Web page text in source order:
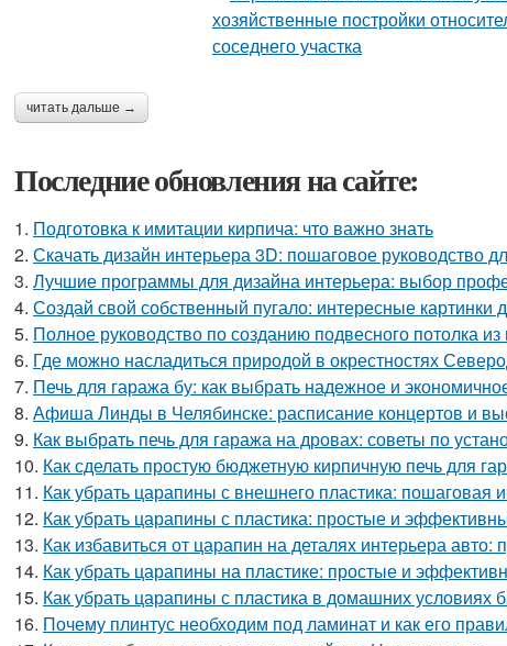
читать дальше →
Последние обновления на сайте:
1. Подготовка к имитации кирпича: что важно знать
2. Скачать дизайн интерьера 3D: пошаговое руководство
3. Лучшие программы для дизайна интерьера: выбор
4. Создай свой собственный пугало: интересные картинки
5. Полное руководство по созданию подвесного потолка
6. Где можно насладиться природой в окрестностях
7. Печь для гаража бу: как выбрать надежное и
8. Афиша Линды в Челябинске: расписание концертов и
9. Как выбрать печь для гаража на дровах: советы по
10. Как сделать простую бюджетную кирпичную печь для
11. Как убрать царапины с внешнего пластика: пошаговая
12. Как убрать царапины с пластика: простые и
13. Как избавиться от царапин на деталях интерьера
14. Как убрать царапины на пластике: простые и
15. Как убрать царапины с пластика в домашних условиях
16. Почему плинтус необходим под ламинат и как его